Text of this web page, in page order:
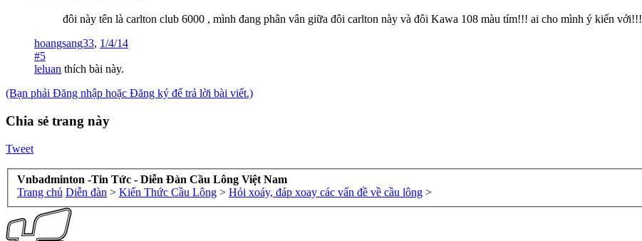
đôi này tên là carlton club 6000 , mình đang phân vân giữa đôi carlton này và đôi Kawa 108 màu tím!!! ai cho mình ý kiến với!!!
hoangsang33, 1/4/14
#5
leluan thích bài này.
(Bạn phải Đăng nhập hoặc Đăng ký để trả lời bài viết.)
Chia sẻ trang này
Tweet
Vnbadminton -Tin Tức - Diễn Đàn Cầu Lông Việt Nam
Trang chủ Diễn đàn > Kiến Thức Cầu Lông > Hỏi xoáy, đáp xoay các vấn đề về cầu lông >